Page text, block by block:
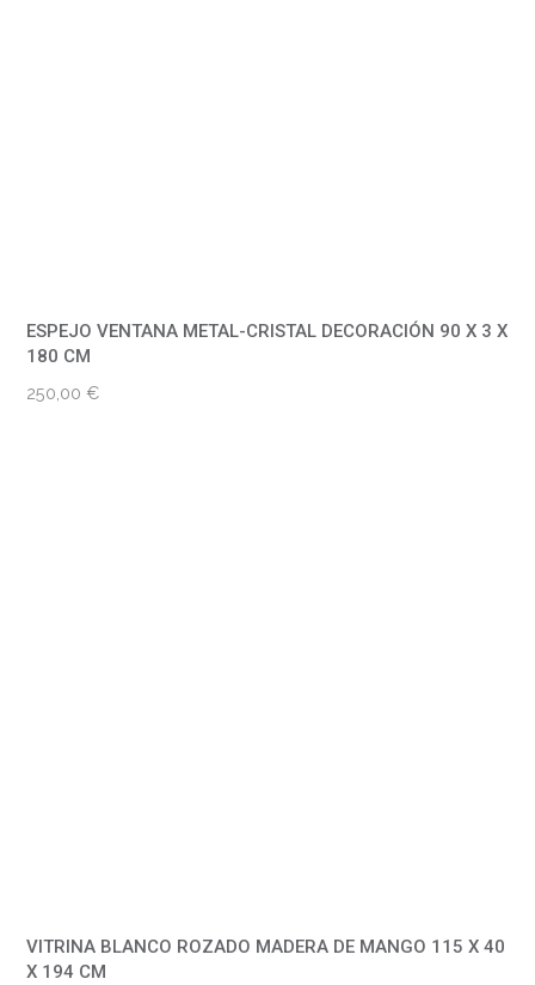
ESPEJO VENTANA METAL-CRISTAL DECORACIÓN 90 X 3 X
180 CM
250,00€
VITRINA BLANCO ROZADO MADERA DE MANGO 115 X 40
X 194 CM